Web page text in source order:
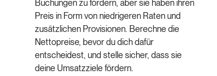
Buchungen zu fördern, aber sie haben ihren
Preis in Form von niedrigeren Raten und
zusätzlichen Provisionen. Berechne die
Nettopreise, bevor du dich dafür
entscheidest, und stelle sicher, dass sie
deine Umsatzziele fördern.